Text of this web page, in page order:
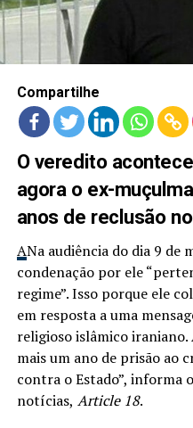
LANÇAMENTOS
Compartilhe
O veredito
agora o ex-
anos de reclusão
ANa audiência do dia 9 de
condenação por ele
regime”. Isso porque ele
em resposta a uma
religioso islâmico
mais um ano de prisão ao
contra o Estado”, informa
notícias, Article 18.